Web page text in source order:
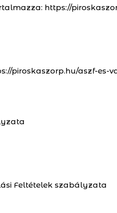
https://
piroskaszorp.hu/aszf-es-
Feltételek szabályzata